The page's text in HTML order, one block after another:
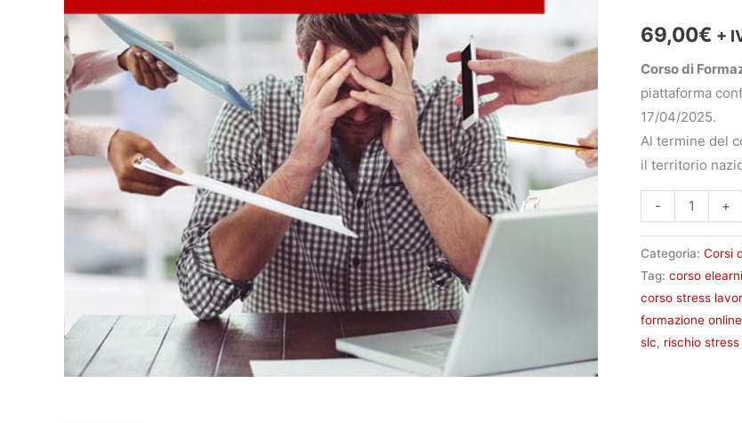
69,00€ +
Corso di
piattaforma
17/04/2025.
Al termine del
il territorio
-
Correlato
quantità
+
Categoria: Corsi
Tag: corso
corso stress
formazione
slc, rischio